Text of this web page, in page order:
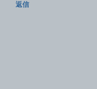
返信